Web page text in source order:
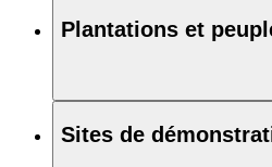
Plantations et
Sites de